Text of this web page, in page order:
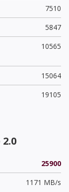
7510
5847
10565
15064
19105
25900
1171 MB/s